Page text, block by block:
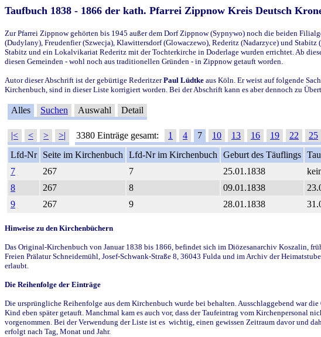
Taufbuch 1838 - 1866 der kath. Pfarrei Zippnow Kreis Deutsch
Zur Pfarrei Zippnow gehörten bis 1945 außer dem Dorf Zippnow (Sypnywo) noch die beiden
(Dudylany), Freudenfier (Szwecja), Klawittersdorf (Glowaczewo), Rederitz (Nadarzyce) und
Stabitz und ein Lokalvikariat Rederitz mit der Tochterkirche in Doderlage wurden errichtet. Ab
diesen Gemeinden - wohl noch aus traditionellen Gründen - in Zippnow getauft worden.
Autor dieser Abschrift ist der gebürtige RederitzerPaul Lüdtke aus Köln. Er weist auf folgende
Kirchenbuch, sind in dieser Liste korrigiert worden. Bei der Abschrift kann es aber dennoch zu
Alles Suchen Auswahl Detail
|< < > >| 3380 Einträge gesamt: 1 4 7 10 13 16 19 22 25
Lfd-Nr
Seite im Kirchenbuch Lfd-Nr im Kirchenbuch Geburt des Täuflings
7
267 7 25.01.1838
8
267 8 09.01.1838
9
267 9 28.01.1838
Hinweise zu den Kirchenbüchern
Das Original-Kirchenbuch von Januar 1838 bis 1866, befindet sich im Diözesanarchiv Koszalin,
Freien Prälatur Schneidemühl, Josef-Schwank-Straße 8, 36043 Fulda und im Archiv der
erlaubt.
Die Reihenfolge der Einträge
Die ursprüngliche Reihenfolge aus dem Kirchenbuch wurde bei behalten. Ausschlaggebend war
Kind eben später getauft. Manchmal kam es auch vor, dass der Taufeintrag vom Kirchenpersonal
vorgenommen. Bei der Verwendung der Liste ist es wichtig, einen gewissen Zeitraum davor und
erfolgt nach Tag, Monat und Jahr.